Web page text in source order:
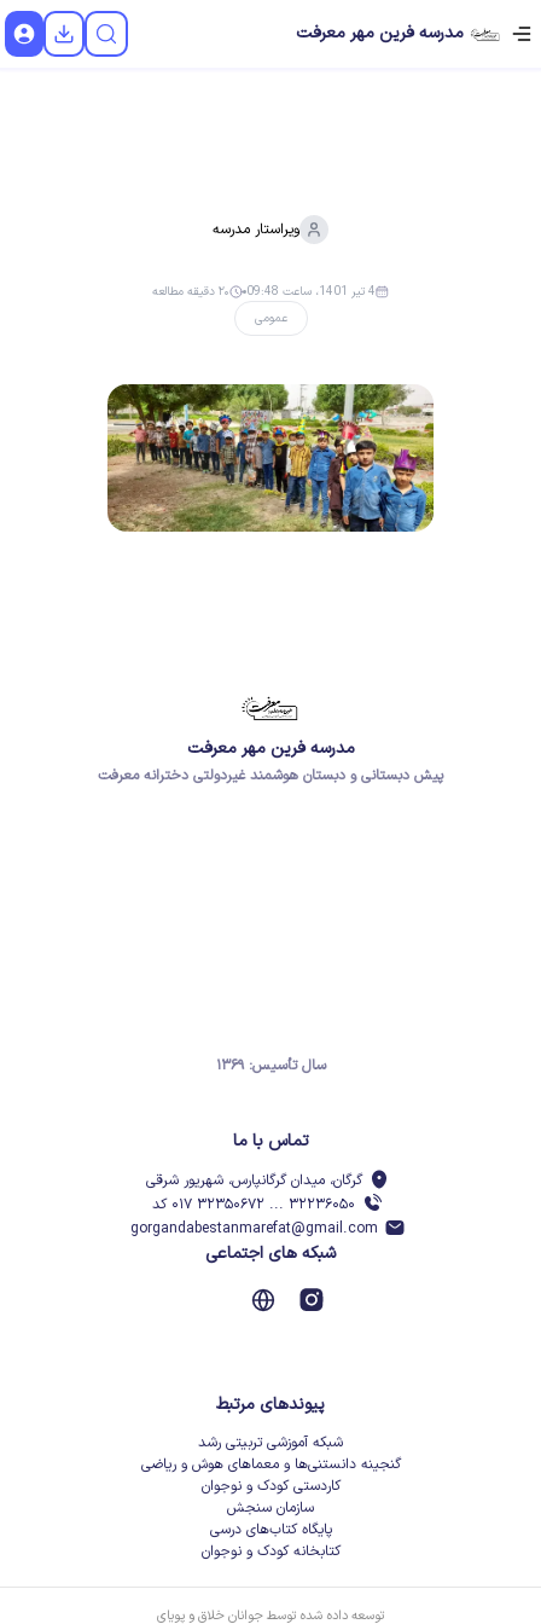
مدرسه فرین مهر معرفت
ویراستار مدرسه
عمومی
4 تیر 1401، ساعت 09:48 ۲۰ دقیقه مطالعه
مدرسه فرین مهر معرفت
پیش دبستانی و دبستان هوشمند غیردولتی دخترانه معرفت
سال تأسیس: ۱۳۶۹
تماس با ما
گرگان، میدان گرگانپارس، شهریور شرقی
۳۲۲۳۶۰۵۰ ... ۳۲۳۵۰۶۷۲ ۰۱۷ کد
gorgandabestanmarefat@gmail.com
شبکه های اجتماعی
پیوندهای مرتبط
شبکه آموزشی تربیتی رشد
گنجینه دانستنی‌ها و معماهای هوش و ریاضی
کاردستی کودک و نوجوان
سازمان سنجش
پایگاه کتاب‌های درسی
کتابخانه کودک و نوجوان
توسعه داده شده توسط جوانان خلاق و پویای